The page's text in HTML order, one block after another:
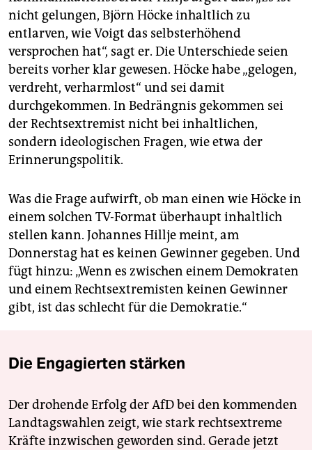
nicht gelungen, Björn Höcke inhaltlich zu
entlarven, wie Voigt das selbsterhöhend
versprochen hat“, sagt er. Die Unterschiede seien
bereits vorher klar gewesen. Höcke habe „gelogen,
verdreht, verharmlost“ und sei damit
durchgekommen. In Bedrängnis gekommen sei
der Rechtsextremist nicht bei inhaltlichen,
sondern ideologischen Fragen, wie etwa der
Erinnerungspolitik.
Was die Frage aufwirft, ob man einen wie Höcke in
einem solchen TV-Format überhaupt inhaltlich
stellen kann. Johannes Hillje meint, am
Donnerstag hat es keinen Gewinner gegeben. Und
fügt hinzu: „Wenn es zwischen einem Demokraten
und einem Rechtsextremisten keinen Gewinner
gibt, ist das schlecht für die Demokratie.“
Die Engagierten stärken
Der drohende Erfolg der AfD bei den kommenden
Landtagswahlen zeigt, wie stark rechtsextreme
Kräfte inzwischen geworden sind. Gerade jetzt